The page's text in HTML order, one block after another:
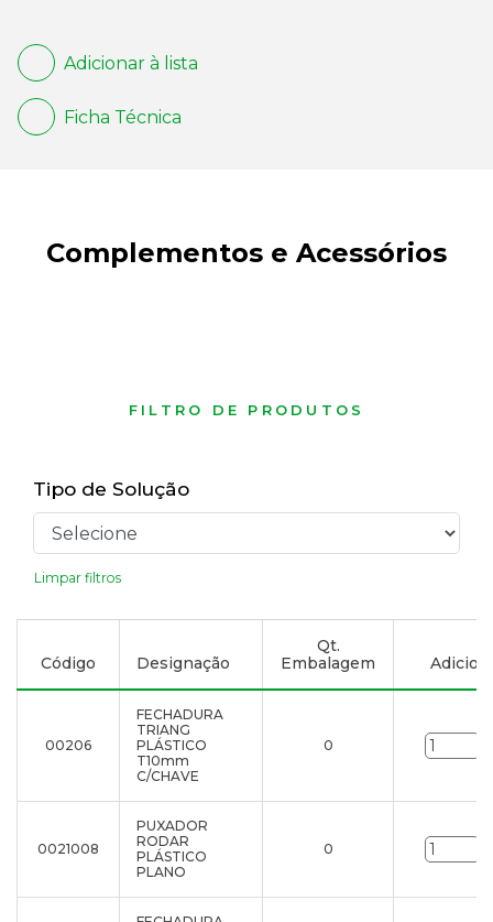
Adicionar à lista
Ficha Técnica
Complementos e Acessórios
FILTRO DE PRODUTOS
Tipo de Solução
Limpar filtros
Código Designação
Qt.
Embalagem
00206
FECHADURA
TRIANG
PLÁSTICO
T10mm
C/CHAVE
0
0021008
PUXADOR
RODAR
PLÁSTICO
PLANO
0